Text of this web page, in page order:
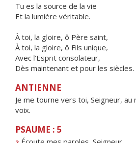
Tu es la source de la vie
Et la lumière véritable.
À toi, la gloire, ô Père saint,
À toi, la gloire, ô Fils unique,
Avec l’Esprit consolateur,
Dès maintenant et pour les siècles.
ANTIENNE
Je me tourne vers toi, Seigneur,
voix.
PSAUME : 5